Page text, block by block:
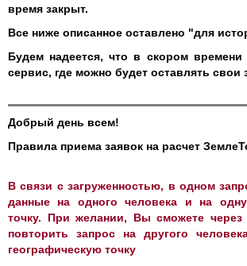
время закрыт.
Все ниже описанное оставлено "для
Будем надеется, что в скором времени
сервис, где можно будет оставлять свои
Добрый день всем!
Правила приема заявок на расчет
В связи с загруженностью, в одном
данные на одного человека и на одну
точку. При желании, Вы сможете через
повторить запрос на другого
географическую точку